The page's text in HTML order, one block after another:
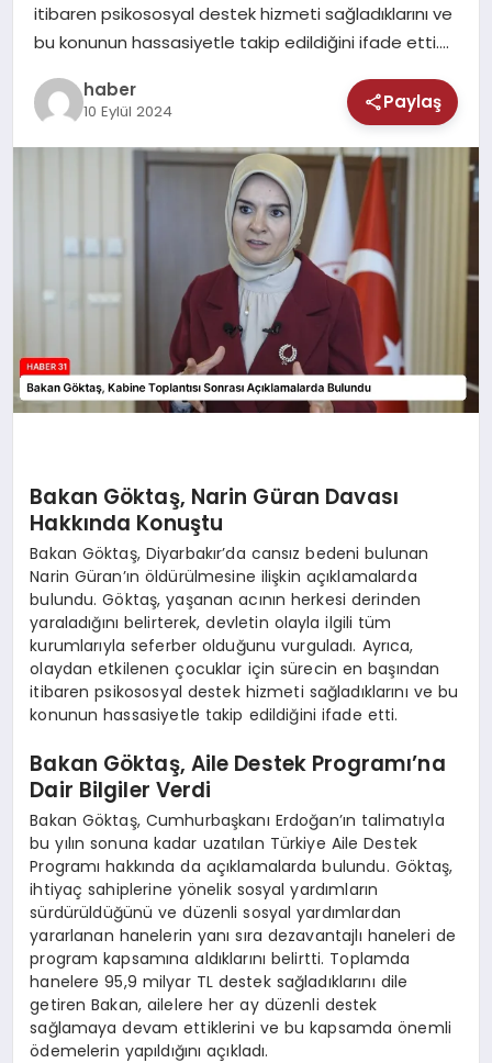
itibaren psikososyal destek hizmeti sağladıklarını ve
bu konunun hassasiyetle takip edildiğini ifade etti….
haber
10 Eylül 2024 Paylaş
Bakan Göktaş, Narin Güran Davası
Hakkında Konuştu
Bakan Göktaş, Diyarbakır’da cansız bedeni bulunan
Narin Güran’ın öldürülmesine ilişkin açıklamalarda
bulundu. Göktaş, yaşanan acının herkesi derinden
yaraladığını belirterek, devletin olayla ilgili tüm
kurumlarıyla seferber olduğunu vurguladı. Ayrıca,
olaydan etkilenen çocuklar için sürecin en başından
itibaren psikososyal destek hizmeti sağladıklarını ve bu
konunun hassasiyetle takip edildiğini ifade etti.
Bakan Göktaş, Aile Destek Programı’na
Dair Bilgiler Verdi
Bakan Göktaş, Cumhurbaşkanı Erdoğan’ın talimatıyla
bu yılın sonuna kadar uzatılan Türkiye Aile Destek
Programı hakkında da açıklamalarda bulundu. Göktaş,
ihtiyaç sahiplerine yönelik sosyal yardımların
sürdürüldüğünü ve düzenli sosyal yardımlardan
yararlanan hanelerin yanı sıra dezavantajlı haneleri de
program kapsamına aldıklarını belirtti. Toplamda
hanelere 95,9 milyar TL destek sağladıklarını dile
getiren Bakan, ailelere her ay düzenli destek
sağlamaya devam ettiklerini ve bu kapsamda önemli
ödemelerin yapıldığını açıkladı.